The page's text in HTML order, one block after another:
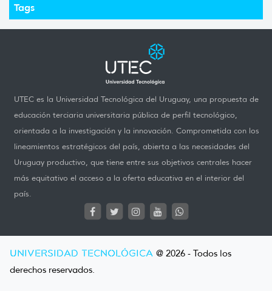
Tags
UTEC es la Universidad Tecnológica del Uruguay, una propuesta de
educación terciaria universitaria pública de perfil tecnológico,
orientada a la investigación y la innovación. Comprometida con los
lineamientos estratégicos del país, abierta a las necesidades del
Uruguay productivo, que tiene entre sus objetivos centrales hacer
más equitativo el acceso a la oferta educativa en el interior del
país.
UNIVERSIDAD TECNOLÓGICA @ 2026 - Todos los
derechos reservados.